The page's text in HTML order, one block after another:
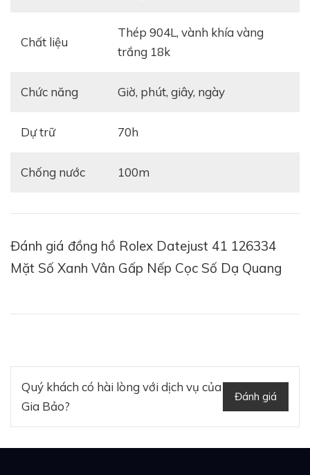
Chất liệu
thép 904L, vành khía vàng
trắng 18k
Chức năng giờ, phút, giây, ngày
Dự trữ 70h
Chống nước 100m
Đánh giá đồng hồ Rolex Datejust 41 126334
Mặt Số Xanh Vân Gấp Nếp Cọc Số Dạ Quang
Quý khách có hài lòng với dịch vụ của
Gia Bảo?
Đánh giá